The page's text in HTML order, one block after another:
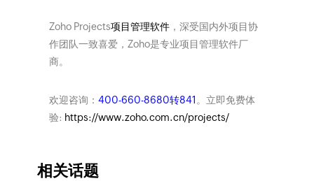
Zoho Projects项目管理软件，深受国内外项目协
作团队一致喜爱，Zoho是专业项目管理软件厂
商。
欢迎咨询： 400-660-8680转841 。立即免费体
验: https://www.zoho.com.cn/projects/
相关话题